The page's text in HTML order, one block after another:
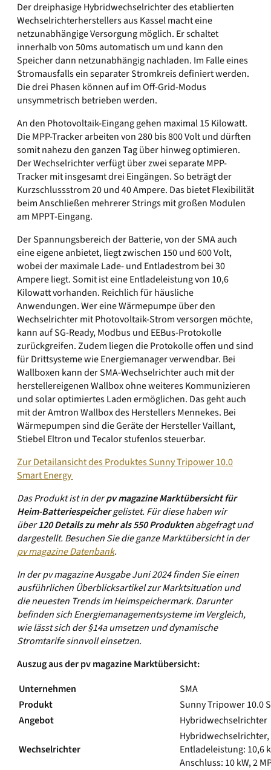
Der dreiphasige Hybridwechselrichter des etablierten
Wechselrichterherstellers aus Kassel macht eine
netzunabhängige Versorgung möglich. Er schaltet
innerhalb von 50ms automatisch um und kann den
Speicher dann netzunabhängig nachladen. Im Falle eines
Stromausfalls ein separater Stromkreis definiert werden.
Die drei Phasen können auf im Off-Grid-Modus
unsymmetrisch betrieben werden.
An den Photovoltaik-Eingang gehen maximal 15 Kilowatt.
Die MPP-Tracker arbeiten von 280 bis 800 Volt und dürften
somit nahezu den ganzen Tag über hinweg optimieren.
Der Wechselrichter verfügt über zwei separate MPP-
Tracker mit insgesamt drei Eingängen. So beträgt der
Kurzschlussstrom 20 und 40 Ampere. Das bietet Flexibilität
beim Anschließen mehrerer Strings mit großen Modulen
am MPPT-Eingang.
Der Spannungsbereich der Batterie, von der SMA auch
eine eigene anbietet, liegt zwischen 150 und 600 Volt,
wobei der maximale Lade- und Entladestrom bei 30
Ampere liegt. Somit ist eine Entladeleistung von 10,6
Kilowatt vorhanden. Reichlich für häusliche
Anwendungen. Wer eine Wärmepumpe über den
Wechselrichter mit Photovoltaik-Strom versorgen möchte,
kann auf SG-Ready, Modbus und EEBus-Protokolle
zurückgreifen. Zudem liegen die Protokolle offen und sind
für Drittsysteme wie Energiemanager verwendbar. Bei
Wallboxen kann der SMA-Wechselrichter auch mit der
herstellereigenen Wallbox ohne weiteres Kommunizieren
und solar optimiertes Laden ermöglichen. Das geht auch
mit der Amtron Wallbox des Herstellers Mennekes. Bei
Wärmepumpen sind die Geräte der Hersteller Vaillant,
Stiebel Eltron und Tecalor stufenlos steuerbar.
Zur Detailansicht des Produktes Sunny Tripower 10.0
Smart Energy
Das Produkt ist in derpv magazine Marktübersicht für
Heim-Batteriespeichergelistet. Für diese haben wir
über120 Details zu mehr als 550Produktenabgefragt und
dargestellt. Besuchen Sie die ganze Marktübersicht in der
pv magazine Datenbank.
In der pv magazine AusgabeJuni2024finden Sie einen
ausführlichen Überblicksartikel zur Marktsituation und
die neuesten Trends im Heimspeichermark. Darunter
befinden sich Energiemanagementsysteme im Vergleich,
wie lässt sich der §14a umsetzen und dynamische
Stromtarife sinnvoll einsetzen.
Auszug aus der pv magazine Marktübersicht:
Unternehmen
SMA
Produkt
Sunny Tripower 10.0
Angebot
Hybridwechselrichter
Wechselrichter
Hybridwechselrichter,
Entladeleistung: 10,6
Anschluss: 10 kW, 2